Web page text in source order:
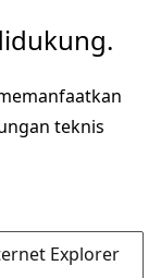
teknis
Explorer